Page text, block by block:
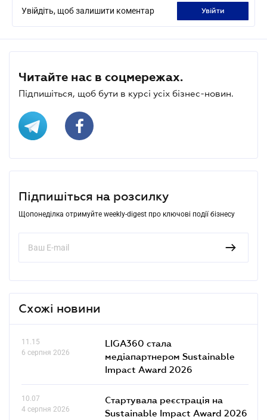
Увійдіть, щоб залишити коментар увійти
Читайте нас в соцмережах.
Підпишіться, щоб бути в курсі усіх бізнес-новин.
Підпишіться на розсилку
Щопонеділка отримуйте weekly-digest про ключові події бізнесу
Схожі новини
11.15
6 серпня 2026
LIGA360 стала
медіапартнером Sustainable
Impact Award 2026
10.07
4 серпня 2026
Стартувала реєстрація на
Sustainable Impact Award 2026